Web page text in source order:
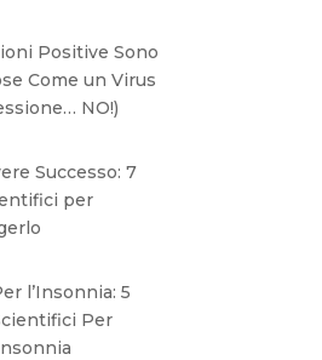
Positive Sono
Come un Virus
NO!)
Successo: 7
per
l’Insonnia: 5
Per